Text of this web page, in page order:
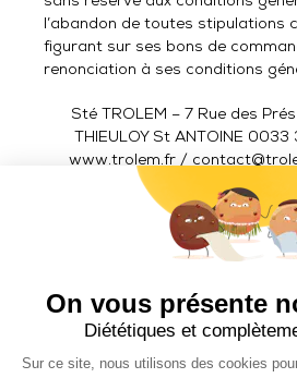
l’abandon de toutes stipulations
figurant sur ses bons de
renonciation à ses conditions
Sté TROLEM – 7 Rue des
THIEULOY St ANTOINE
www.trolem.fr /
actions simplifiée au
R.C Beauvais B 319 624 243 N°
243 – A.P.E